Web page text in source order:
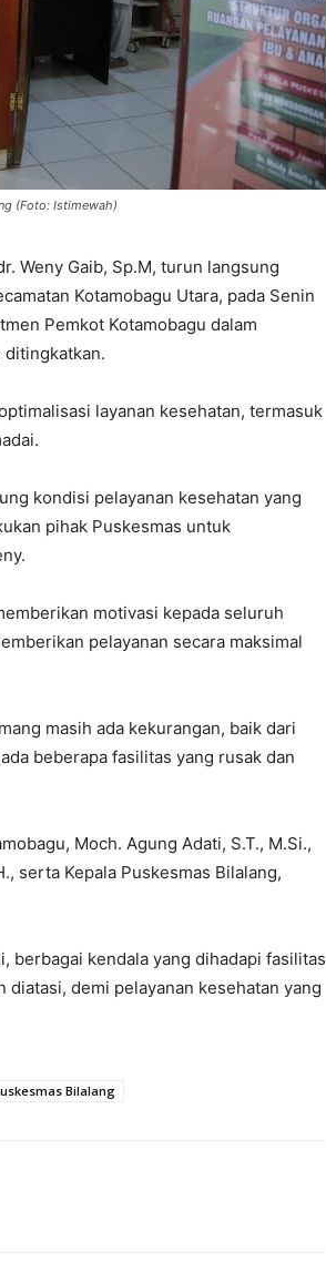
(Foto: Istimewah)
Weny Gaib, Sp.M, turun langsung
Kotamobagu Utara, pada Senin
Pemkot Kotamobagu dalam
ditingkatkan.
layanan kesehatan, termasuk
kondisi pelayanan kesehatan yang
pihak Puskesmas untuk
motivasi kepada seluruh
pelayanan secara maksimal
masih ada kekurangan, baik dari
beberapa fasilitas yang rusak dan
Moch. Agung Adati, S.T., M.Si.,
serta Kepala Puskesmas Bilalang,
berbagai kendala yang dihadapi fasilitas
demi pelayanan kesehatan yang
Bilalang